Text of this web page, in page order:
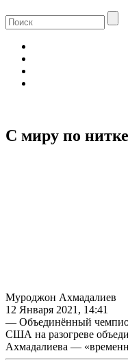
С миру по
Муроджон Ахмадалиев
12 Января 2021, 14:41
— Объединённый
США на разогреве
Ахмадалиева —